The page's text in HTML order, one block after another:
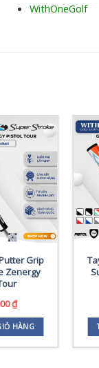
WithOneGolf
Grip
Zenergy
₫
HÀNG